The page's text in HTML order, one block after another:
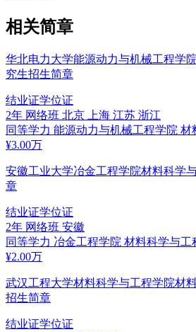
相关简章
华北电力大学能源动力与机械工程学
究生招生简章
结业证学位证
2年 网络班 北京 上海 江苏 浙江
同等学力 能源动力与机械工程学院 材
¥3.00万
安徽工业大学冶金工程学院材料科学
章
结业证学位证
2年 网络班 安徽
同等学力 冶金工程学院 材料科学与工
¥2.00万
武汉工程大学材料科学与工程学院材
招生简章
结业证学位证